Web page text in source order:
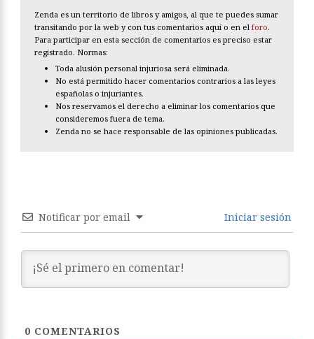
Zenda es un territorio de libros y amigos, al que te puedes sumar
transitando por la web y con tus comentarios aquí o en el foro.
Para participar en esta sección de comentarios es preciso estar
registrado. Normas:
Toda alusión personal injuriosa será eliminada.
No está permitido hacer comentarios contrarios a las leyes
españolas o injuriantes.
Nos reservamos el derecho a eliminar los comentarios que
consideremos fuera de tema.
Zenda no se hace responsable de las opiniones publicadas.
Notificar por email Iniciar sesión
0 COMENTARIOS